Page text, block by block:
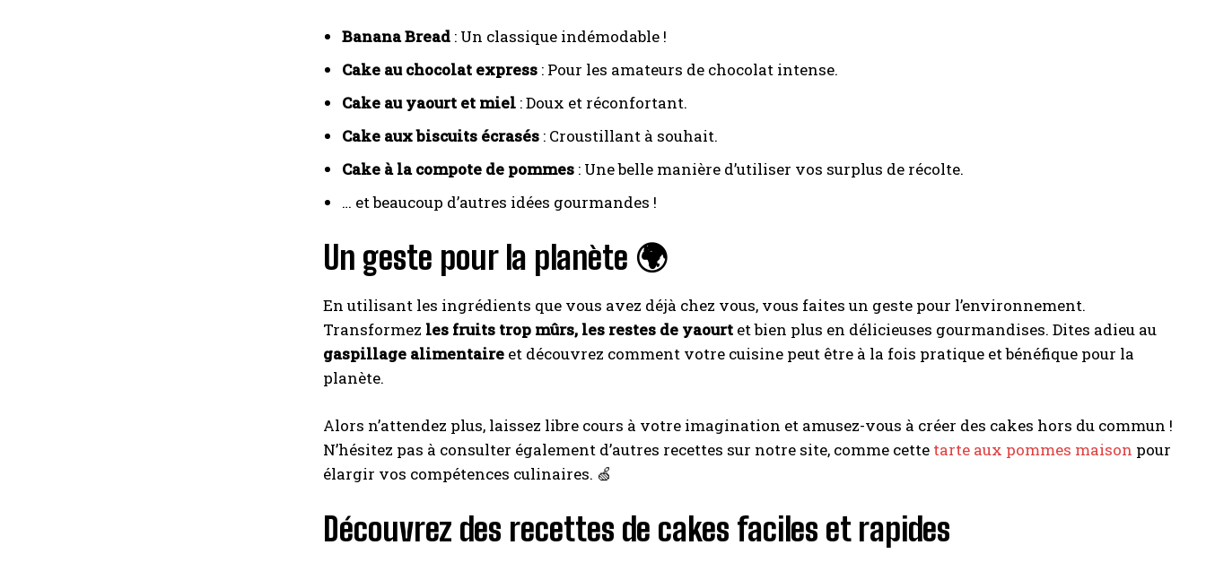
Banana Bread : Un classique indémodable !
Cake au chocolat express : Pour les amateurs de chocolat intense.
Cake au yaourt et miel : Doux et réconfortant.
Cake aux biscuits écrasés : Croustillant à souhait.
Cake à la compote de pommes : Une belle manière d’utiliser vos surplus de récolte.
… et beaucoup d’autres idées gourmandes !
Un geste pour la planète 🌍
En utilisant les ingrédients que vous avez déjà chez vous, vous faites un geste pour l’environnement.
Transformez les fruits trop mûrs, les restes de yaourt et bien plus en délicieuses gourmandises. Dites adieu au
gaspillage alimentaire et découvrez comment votre cuisine peut être à la fois pratique et bénéfique pour la
planète.
Alors n’attendez plus, laissez libre cours à votre imagination et amusez-vous à créer des cakes hors du commun !
N’hésitez pas à consulter également d’autres recettes sur notre site, comme cette tarte aux pommes maison pour
élargir vos compétences culinaires. 🍏
Découvrez des recettes de cakes faciles et rapides